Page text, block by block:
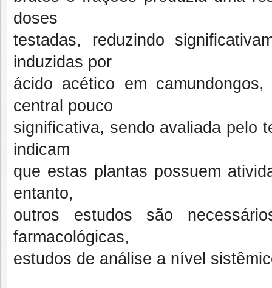
doses
testadas, reduzindo
induzidas por
ácido acético em
central pouco
significativa, sendo avaliada pelo
indicam
que estas plantas possuem
entanto,
outros estudos são
farmacológicas,
estudos de análise a nível